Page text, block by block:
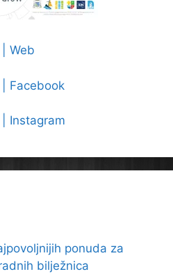
Web
Facebook
Instagram
ponuda za
bilježnica